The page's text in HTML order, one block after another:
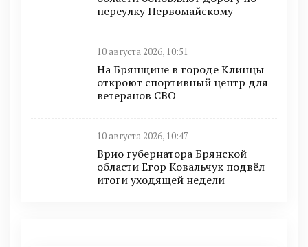
переулку Первомайскому
10 августа 2026, 10:51
На Брянщине в городе Клинцы
откроют спортивный центр для
ветеранов СВО
10 августа 2026, 10:47
Врио губернатора Брянской
области Егор Ковальчук подвёл
итоги уходящей недели